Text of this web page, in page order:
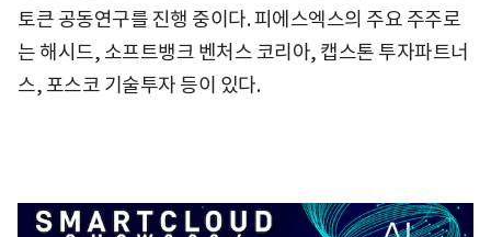
토큰 공동연구를 진행 중이다. 피에스엑스의 주요 주주로
는 해시드, 소프트뱅크 벤처스 코리아, 캡스톤 투자파트너
스, 포스코 기술투자 등이 있다.